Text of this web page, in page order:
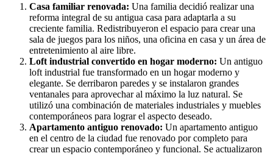
Casa familiar renovada: Una familia decidió realizar una
reforma integral de su antigua casa para adaptarla a su
creciente familia. Redistribuyeron el espacio para crear una
sala de juegos para los niños, una oficina en casa y un área de
entretenimiento al aire libre.
Loft industrial convertido en hogar moderno: Un antiguo
loft industrial fue transformado en un hogar moderno y
elegante. Se derribaron paredes y se instalaron grandes
ventanales para aprovechar al máximo la luz natural. Se
utilizó una combinación de materiales industriales y muebles
contemporáneos para lograr el aspecto deseado.
Apartamento antiguo renovado: Un apartamento antiguo
en el centro de la ciudad fue renovado por completo para
crear un espacio contemporáneo y funcional. Se actualizaron